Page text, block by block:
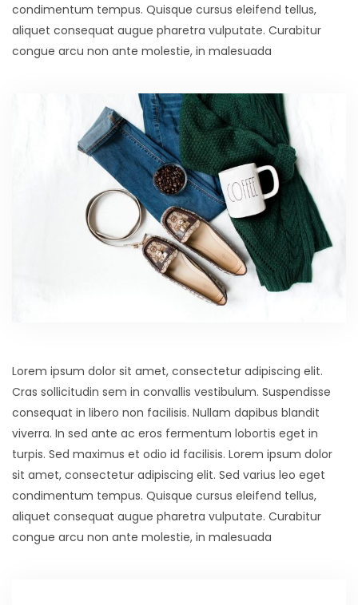
condimentum tempus. Quisque cursus eleifend tellus,
aliquet consequat augue pharetra vulputate. Curabitur
congue arcu non ante molestie, in malesuada
Lorem ipsum dolor sit amet, consectetur adipiscing elit.
Cras sollicitudin sem in convallis vestibulum. Suspendisse
consequat in libero non facilisis. Nullam dapibus blandit
viverra. In sed ante ac eros fermentum lobortis eget in
turpis. Sed maximus et odio id facilisis. Lorem ipsum dolor
sit amet, consectetur adipiscing elit. Sed varius leo eget
condimentum tempus. Quisque cursus eleifend tellus,
aliquet consequat augue pharetra vulputate. Curabitur
congue arcu non ante molestie, in malesuada